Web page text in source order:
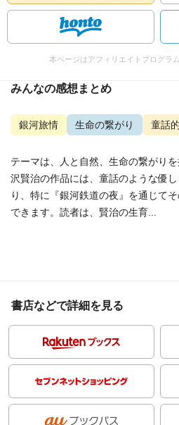
本ページはアフィリエイトプログラ
みんなの感想まとめ
銀河旅情 生命の繋がり 童話
テーマは、人と自然、生命の繋がり
沢賢治の作品には、童話のような優
り、特に『銀河鉄道の夜』を通じて
できます。読者は、賢治の生育...
書店などで詳細を見る